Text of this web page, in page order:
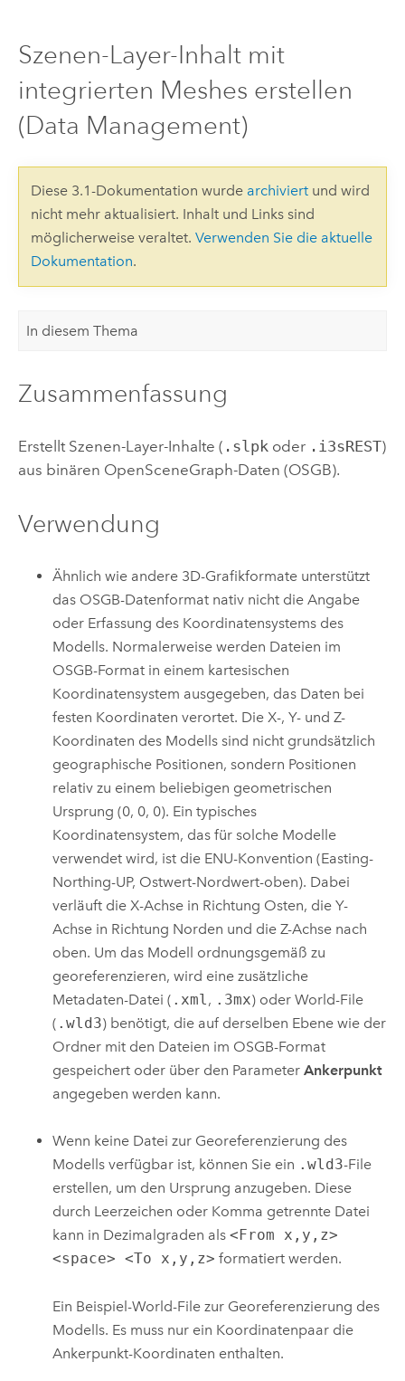
Szenen-Layer-Inhalt mit
integrierten Meshes erstellen
(Data Management)
Diese 3.1-Dokumentation wurde archiviertund wird
nicht mehr aktualisiert. Inhalt und Links sind
möglicherweise veraltet. Verwenden Sie die aktuelle
Dokumentation.
In diesem Thema
Zusammenfassung
Erstellt Szenen-Layer-Inhalte ( .slpkoder .i3sREST)
aus binären OpenSceneGraph-Daten (OSGB).
Verwendung
Ähnlich wie andere 3D-Grafikformate unterstützt
das OSGB-Datenformat nativ nicht die Angabe
oder Erfassung des Koordinatensystems des
Modells. Normalerweise werden Dateien im
OSGB-Format in einem kartesischen
Koordinatensystem ausgegeben, das Daten bei
festen Koordinaten verortet. Die X-, Y- und Z-
Koordinaten des Modells sind nicht grundsätzlich
geographische Positionen, sondern Positionen
relativ zu einem beliebigen geometrischen
Ursprung (0, 0, 0). Ein typisches
Koordinatensystem, das für solche Modelle
verwendet wird, ist die ENU-Konvention (Easting-
Northing-UP, Ostwert-Nordwert-oben). Dabei
verläuft die X-Achse in Richtung Osten, die Y-
Achse in Richtung Norden und die Z-Achse nach
oben. Um das Modell ordnungsgemäß zu
georeferenzieren, wird eine zusätzliche
Metadaten-Datei ( .xml, .3mx) oder World-File
( .wld3) benötigt, die auf derselben Ebene wie der
Ordner mit den Dateien im OSGB-Format
gespeichert oder über den ParameterAnkerpunkt
angegeben werden kann.
Wenn keine Datei zur Georeferenzierung des
Modells verfügbar ist, können Sie ein .wld3-File
erstellen, um den Ursprung anzugeben. Diese
durch Leerzeichen oder Komma getrennte Datei
kann in Dezimalgraden als<From x,y,z>
<space> <To x,y,z> formatiert werden.
Ein Beispiel-World-File zur Georeferenzierung des
Modells. Es muss nur ein Koordinatenpaar die
Ankerpunkt-Koordinaten enthalten.